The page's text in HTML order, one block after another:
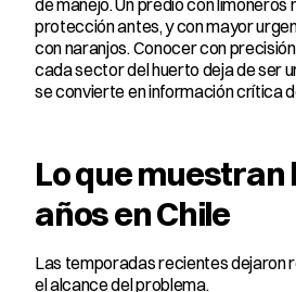
de manejo. Un predio con
protección antes, y con mayor
con naranjos. Conocer con
cada sector del huerto deja de ser
se convierte en información crítica
Lo que muestran
años en Chile
Las temporadas recientes dejaron
el alcance del problema.